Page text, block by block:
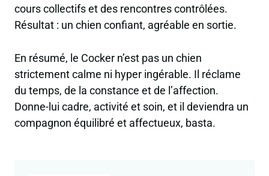
cours collectifs et des rencontres contrôlées.
Résultat : un chien confiant, agréable en sortie.
En résumé, le Cocker n’est pas un chien
strictement calme ni hyper ingérable. Il réclame
du temps, de la constance et de l’affection.
Donne-lui cadre, activité et soin, et il deviendra un
compagnon équilibré et affectueux, basta.